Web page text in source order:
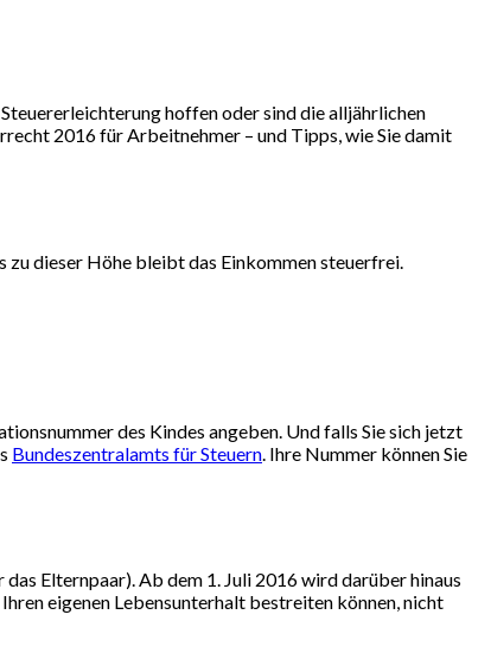
hoffen oder sind die alljährlichen
2016 für Arbeitnehmer – und Tipps, wie Sie damit
dieser Höhe bleibt das Einkommen steuerfrei.
des Kindes angeben. Und falls Sie sich jetzt
Bundeszentralamts für Steuern . Ihre Nummer können Sie
Elternpaar). Ab dem 1. Juli 2016 wird darüber hinaus
eigenen Lebensunterhalt bestreiten können, nicht